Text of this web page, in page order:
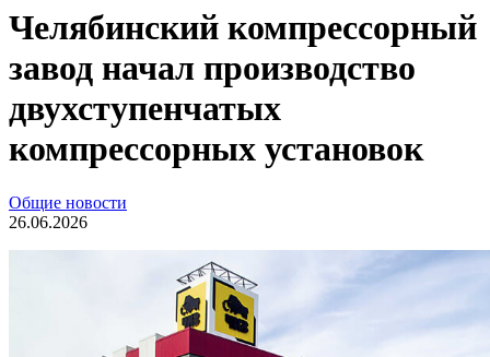
Челябинский компрессорный
завод начал производство
двухступенчатых
компрессорных установок
Общие новости
26.06.2026